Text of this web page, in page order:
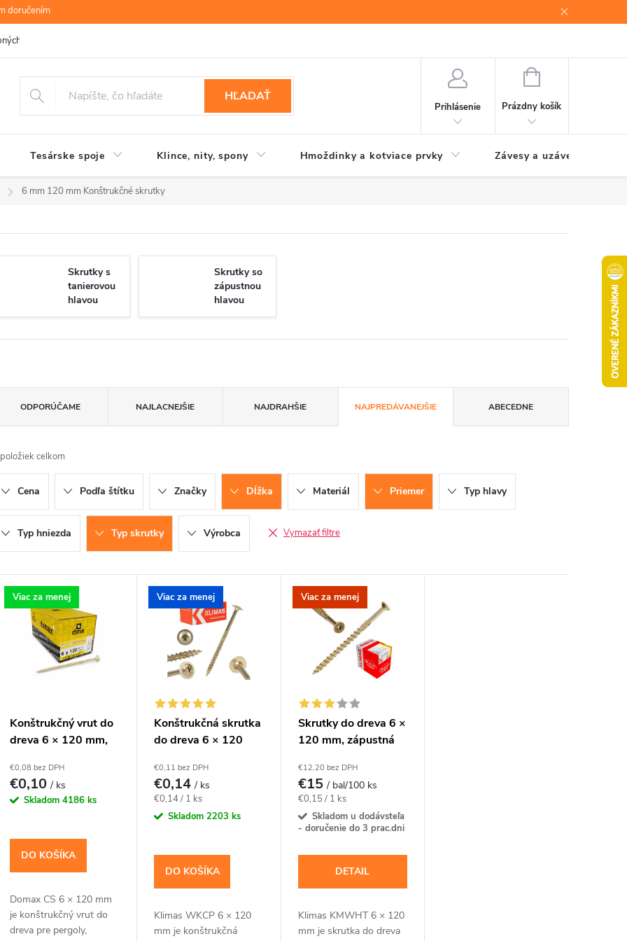
doručením
údajov
HĽADAŤ
Prihlásenie
NÁKUPNÝ
Prázdny košík
Tesárske spoje Klince, nity, spony Hmoždinky a kotviace prvky Závesy a uzávery brán
6 mm 120 mm Konštrukčné skrutky
Skrutky s
tanierovou
hlavou
Skrutky so
zápustnou
hlavou
ODPORÚČAME NAJLACNEJŠIE NAJDRAHŠIE NAJPREDÁVANEJŠIE ABECEDNE
celkom
Cena Podľa štítku Značky Dĺžka Materiál Priemer Typ hlavy
Typ hniezda Typ skrutky Výrobca Vymazať filtre
Viac za menej
Konštrukčný vrut do
dreva 6 × 120 mm,
– Domax CS
€0,08 bez DPH
€0,10/ ks
Skladom 4186 ks
DO KOŠÍKA
Domax CS 6 × 120 mm
je konštrukčný vrut do
dreva pre pergoly,
Viac za menej
Konštrukčná skrutka
do dreva 6 × 120
TX30 – Klimas
WKCP
€0,11 bez DPH
€0,14/ ks
Jednotková
cena:
€0,14 / 1 ks
Skladom 2203 ks
DO KOŠÍKA
Klimas WKCP 6 × 120
mm je konštrukčná
Viac za menej
Skrutky do dreva 6 ×
120 mm, zápustná
Klimas KMWHT
€12,20 bez DPH
€15/ bal/100 ks
Jednotková
cena:
€0,15 / 1 ks
Skladom u dodávsteľa
- doručenie do 3 prac.dni
DETAIL
Klimas KMWHT 6 × 120
mm je skrutka do dreva